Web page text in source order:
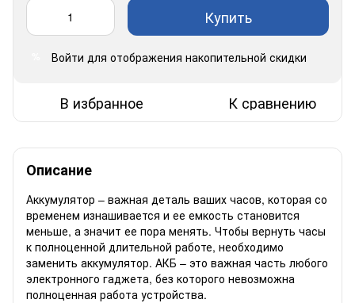
Купить
Войти для отображения накопительной скидки
В избранное К сравнению
Описание
Аккумулятор – важная деталь ваших часов, которая со
временем изнашивается и ее емкость становится
меньше, а значит ее пора менять. Чтобы вернуть часы
к полноценной длительной работе, необходимо
заменить аккумулятор. АКБ – это важная часть любого
электронного гаджета, без которого невозможна
полноценная работа устройства.